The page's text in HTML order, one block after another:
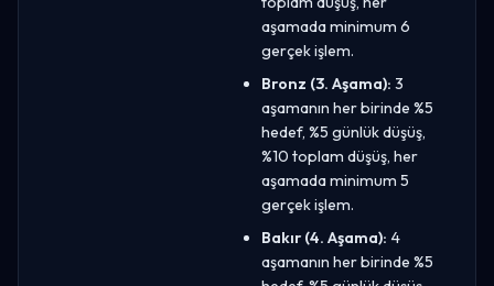
aşamada minimum 6
gerçek işlem.
Bronz (3. Aşama): 3
aşamanın her birinde %5
hedef, %5 günlük düşüş,
%10 toplam düşüş, her
aşamada minimum 5
gerçek işlem.
Bakır (4. Aşama): 4
aşamanın her birinde %5